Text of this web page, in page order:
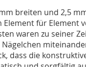
breiten und 2,5
Element für Element
waren zu seiner
dass die